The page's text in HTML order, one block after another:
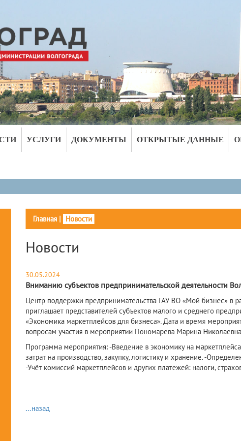
УСЛУГИ ДОКУМЕНТЫ ОТКРЫТЫЕ ДАННЫЕ
Главная| Новости
Новости
30.05.2024
Вниманию субъектов предпринимательской деятельности
Центр поддержки предпринимательства ГАУ ВО «Мой бизнес» в
приглашает представителей субъектов малого и среднего
«Экономика маркетплейсов для бизнеса». Дата и время
вопросам участия в мероприятии Пономарева Марина
Программа мероприятия: -Введение в экономику на
затрат на производство, закупку, логистику и хранение. -
-Учёт комиссий маркетплейсов и других платежей: налоги,
...назад